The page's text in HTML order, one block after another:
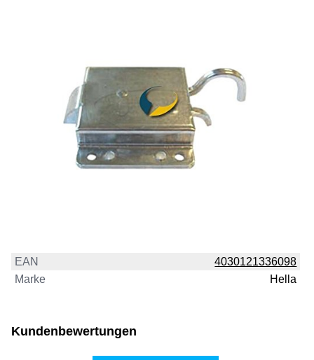
EAN
4030121336098
Marke
Hella
Kundenbewertungen